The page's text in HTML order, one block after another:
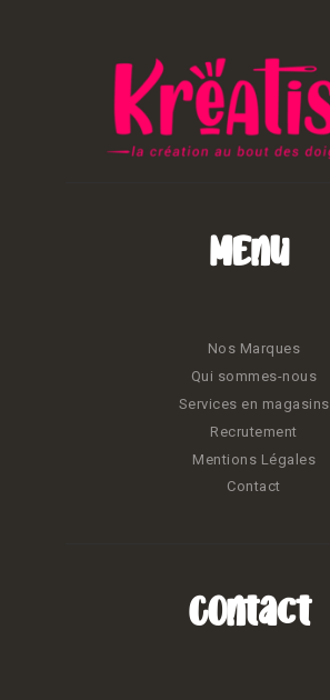
Menu
Nos Marques
Qui sommes-nous
Services en magasins
Recrutement
Mentions Légales
Contact
Contact